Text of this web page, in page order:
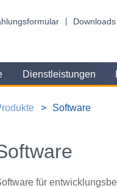
Downloads
Dienstleistungen
Software
für